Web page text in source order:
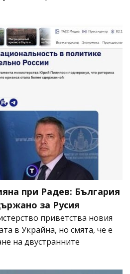
при Радев: България
за Русия
приветства новия
в Украйна, но смята, че е
на двустранните